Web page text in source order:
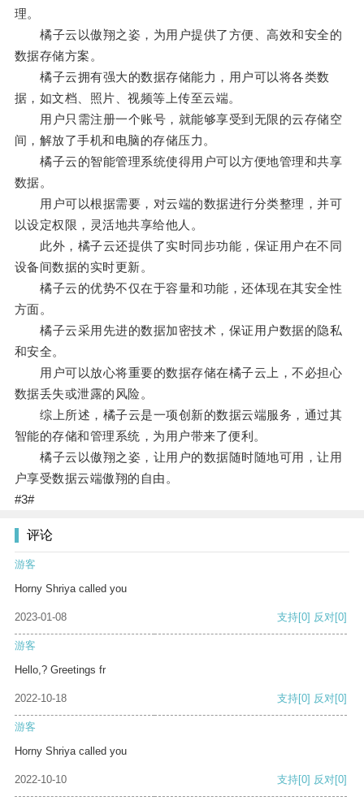
理。
橘子云以傲翔之姿，为用户提供了方便、高效和安全的
数据存储方案。
橘子云拥有强大的数据存储能力，用户可以将各类数
据，如文档、照片、视频等上传至云端。
用户只需注册一个账号，就能够享受到无限的云存储空
间，解放了手机和电脑的存储压力。
橘子云的智能管理系统使得用户可以方便地管理和共享
数据。
用户可以根据需要，对云端的数据进行分类整理，并可
以设定权限，灵活地共享给他人。
此外，橘子云还提供了实时同步功能，保证用户在不同
设备间数据的实时更新。
橘子云的优势不仅在于容量和功能，还体现在其安全性
方面。
橘子云采用先进的数据加密技术，保证用户数据的隐私
和安全。
用户可以放心将重要的数据存储在橘子云上，不必担心
数据丢失或泄露的风险。
综上所述，橘子云是一项创新的数据云端服务，通过其
智能的存储和管理系统，为用户带来了便利。
橘子云以傲翔之姿，让用户的数据随时随地可用，让用
户享受数据云端傲翔的自由。
#3#
评论
游客
Horny Shriya called you
2023-01-08 支持[0] 反对[0]
游客
Hello,? Greetings fr
2022-10-18 支持[0] 反对[0]
游客
Horny Shriya called you
2022-10-10 支持[0] 反对[0]